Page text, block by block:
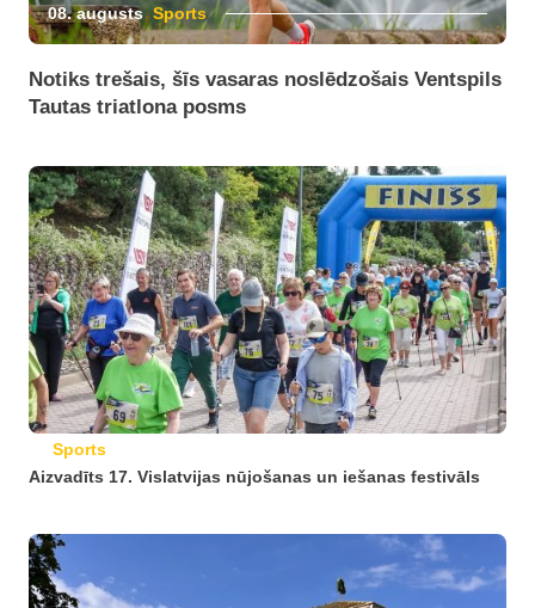
08. augusts Sports
Notiks trešais, šīs vasaras noslēdzošais Ventspils
Tautas triatlona posms
Sports
Aizvadīts 17. Vislatvijas nūjošanas un iešanas festivāls